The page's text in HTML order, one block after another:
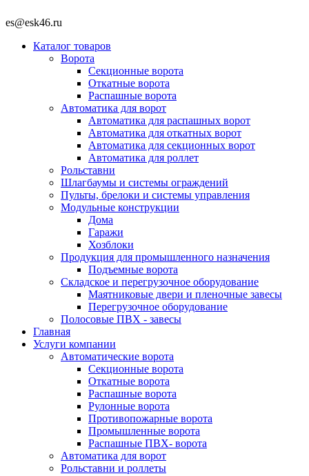
es@esk46.ru
Каталог товаров
Ворота
Секционные ворота
Откатные ворота
Распашные ворота
Автоматика для ворот
Автоматика для распашных ворот
Автоматика для откатных ворот
Автоматика для секционных ворот
Автоматика для роллет
Рольставни
Шлагбаумы и системы ограждений
Пульты, брелоки и системы управления
Модульные конструкции
Дома
Гаражи
Хозблоки
Продукция для промышленного назначения
Подъемные ворота
Складское и перегрузочное оборудование
Маятниковые двери и пленочные завесы
Перегрузочное оборудование
Полосовые ПВХ - завесы
Главная
Услуги компании
Автоматические ворота
Секционные ворота
Откатные ворота
Распашные ворота
Рулонные ворота
Противопожарные ворота
Промышленные ворота
Распашные ПВХ- ворота
Автоматика для ворот
Рольставни и роллеты